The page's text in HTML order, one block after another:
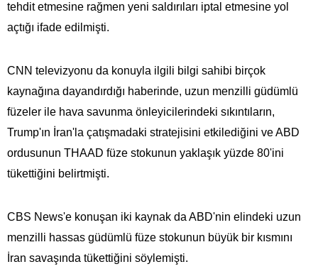
tehdit etmesine rağmen yeni saldırıları iptal etmesine yol
açtığı ifade edilmişti.
CNN televizyonu da konuyla ilgili bilgi sahibi birçok
kaynağına dayandırdığı haberinde, uzun menzilli güdümlü
füzeler ile hava savunma önleyicilerindeki sıkıntıların,
Trump'ın İran'la çatışmadaki stratejisini etkilediğini ve ABD
ordusunun THAAD füze stokunun yaklaşık yüzde 80'ini
tükettiğini belirtmişti.
CBS News'e konuşan iki kaynak da ABD'nin elindeki uzun
menzilli hassas güdümlü füze stokunun büyük bir kısmını
İran savaşında tükettiğini söylemişti.